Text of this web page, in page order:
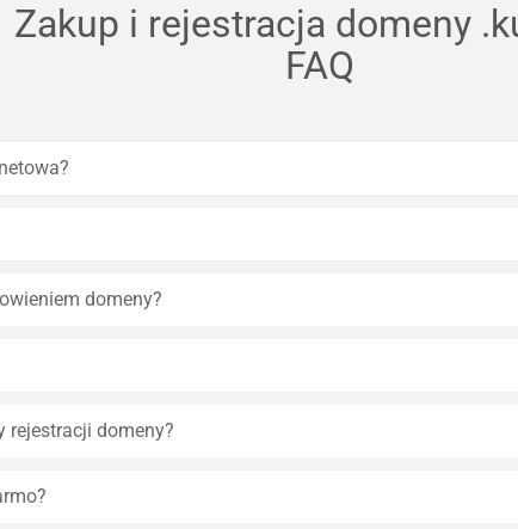
Zakup i rejestracja domeny
FAQ
domeny?
rejestracji domeny?